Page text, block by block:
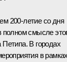
200‑летие со дня
полном смысле
Петипа. В городах
в